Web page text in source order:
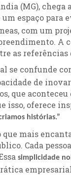
(MG),
um espaço para
com um
A
as referências
se confunde
de
que
isso, oferece
histórias.”
mais
Cada
simplicidade